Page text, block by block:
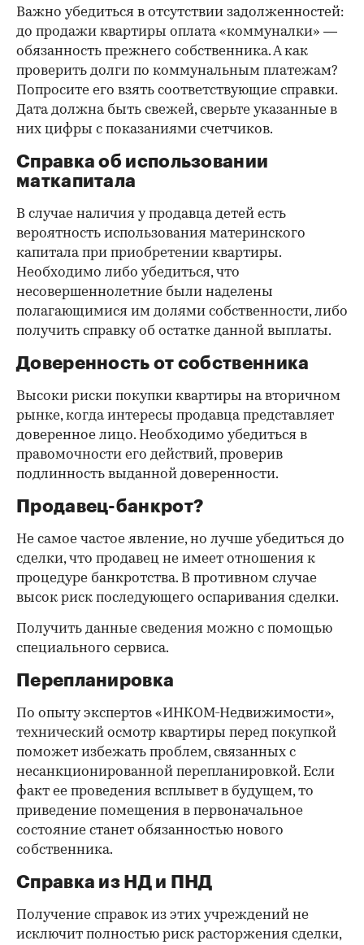
Важно убедиться в отсутствии задолженностей:
до продажи квартиры оплата «коммуналки» —
обязанность прежнего собственника. А как
проверить долги по коммунальным платежам?
Попросите его взять соответствующие справки.
Дата должна быть свежей, сверьте указанные в
них цифры с показаниями счетчиков.
Справка об использовании
маткапитала
В случае наличия у продавца детей есть
вероятность использования материнского
капитала при приобретении квартиры.
Необходимо либо убедиться, что
несовершеннолетние были наделены
полагающимися им долями собственности, либо
получить справку об остатке данной выплаты.
Доверенность от собственника
Высоки риски покупки квартиры на вторичном
рынке, когда интересы продавца представляет
доверенное лицо. Необходимо убедиться в
правомочности его действий, проверив
подлинность выданной доверенности.
Продавец-банкрот?
Не самое частое явление, но лучше убедиться до
сделки, что продавец не имеет отношения к
процедуре банкротства. В противном случае
высок риск последующего оспаривания сделки.
Получить данные сведения можно с помощью
специального сервиса.
Перепланировка
По опыту экспертов «ИНКОМ-Недвижимости»,
технический осмотр квартиры перед покупкой
поможет избежать проблем, связанных с
несанкционированной перепланировкой. Если
факт ее проведения всплывет в будущем, то
приведение помещения в первоначальное
состояние станет обязанностью нового
собственника.
Справка из НД и ПНД
Получение справок из этих учреждений не
исключит полностью риск расторжения сделки,